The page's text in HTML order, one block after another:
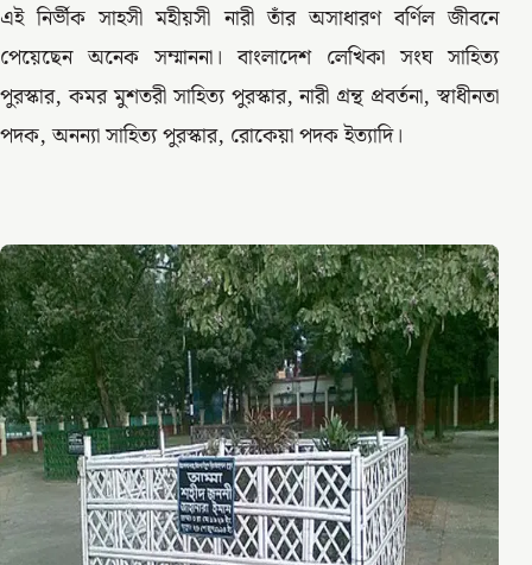
এই নির্ভীক সাহসী মহীয়সী নারী তাঁর অসাধারণ বর্ণিল জীবনে
পেয়েছেন অনেক সম্মাননা। বাংলাদেশ লেখিকা সংঘ সাহিত্য
পুরস্কার, কমর মুশতরী সাহিত্য পুরস্কার, নারী গ্রন্থ প্রবর্তনা, স্বাধীনতা
পদক, অনন্যা সাহিত্য পুরস্কার, রোকেয়া পদক ইত্যাদি।